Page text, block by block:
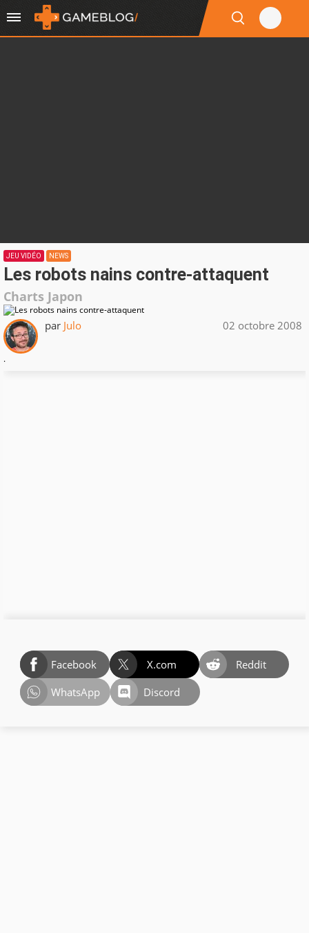
JEU VIDÉO NEWS
Les robots nains contre-attaquent
Charts Japon
par Julo 02 octobre 2008
.
Facebook X.com
Reddit
WhatsApp
Discord